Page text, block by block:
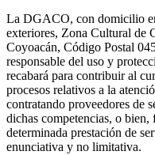
La DGACO, con domicilio
exteriores, Zona Cultural de
Coyoacán, Código Postal
responsable del uso y
recabará para contribuir al
procesos relativos a la
contratando proveedores de
dichas competencias, o
determinada prestación de
enunciativa y no limitativa.